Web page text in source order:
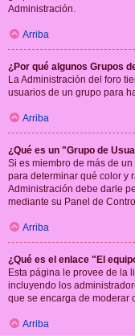
Administración.
Arriba
¿Por qué algunos Grupos
La Administración del foro
usuarios de un grupo para
Arriba
¿Qué es un "Grupo de
Si es miembro de más de
para determinar qué color y
Administración debe darle
mediante su Panel de
Arriba
¿Qué es el enlace "El
Esta página le provee de la
incluyendo los
que se encarga de moderar
Arriba